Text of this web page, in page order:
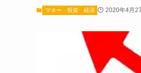
マネー 投資 経済 2020年4月